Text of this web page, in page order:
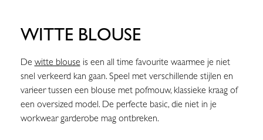
WITTE BLOUSE
De witte blouse is een all time favourite waarmee je niet
snel verkeerd kan gaan. Speel met verschillende stijlen en
varieer tussen een blouse met pofmouw, klassieke kraag of
een oversized model. De perfecte basic, die niet in je
workwear garderobe mag ontbreken.